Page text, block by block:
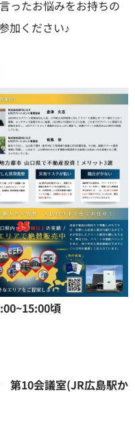
ったお悩みをお持ちの
加ください♪
頃
第10会議室(JR広島駅か